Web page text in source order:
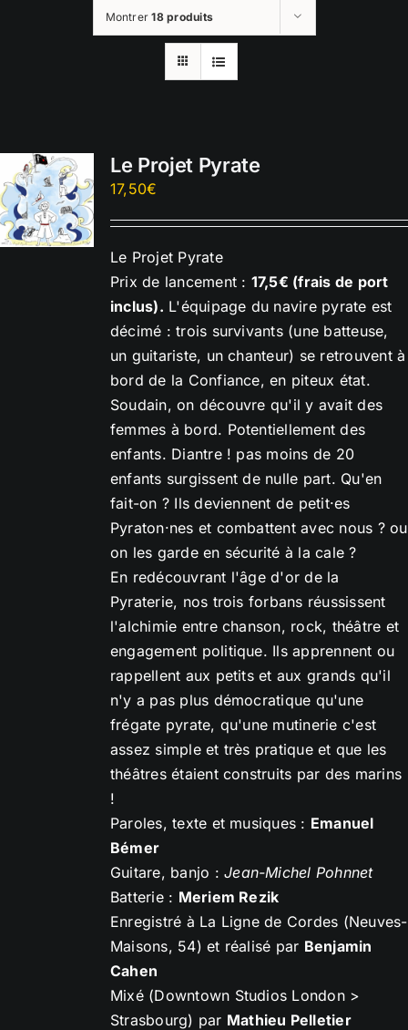
Montrer18 produits
Le Projet Pyrate
17,50€
Le Projet Pyrate
Prix de lancement : 17,5€ (frais de port
inclus). L'équipage du navire pyrate est
décimé : trois survivants (une batteuse,
un guitariste, un chanteur) se retrouvent à
bord de la Confiance, en piteux état.
Soudain, on découvre qu'il y avait des
femmes à bord. Potentiellement des
enfants. Diantre ! pas moins de 20
enfants surgissent de nulle part. Qu'en
fait-on ? Ils deviennent de petit·es
Pyraton·nes et combattent avec nous ? ou
on les garde en sécurité à la cale ?
En redécouvrant l'âge d'or de la
Pyraterie, nos trois forbans réussissent
l'alchimie entre chanson, rock, théâtre et
engagement politique. Ils apprennent ou
rappellent aux petits et aux grands qu'il
n'y a pas plus démocratique qu'une
frégate pyrate, qu'une mutinerie c'est
assez simple et très pratique et que les
théâtres étaient construits par des marins
!
Paroles, texte et musiques : Emanuel
Bémer
Guitare, banjo :Jean-Michel Pohnnet
Batterie : Meriem Rezik
Enregistré à La Ligne de Cordes (Neuves-
Maisons, 54) et réalisé par Benjamin
Cahen
Mixé (Downtown Studios London >
Strasbourg) par Mathieu Pelletier